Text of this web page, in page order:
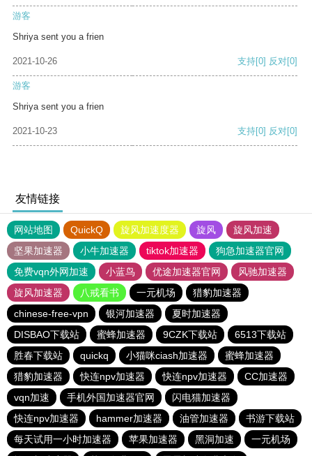
游客
Shriya sent you a frien
2021-10-26 支持[0] 反对[0]
游客
Shriya sent you a frien
2021-10-23 支持[0] 反对[0]
友情链接
网站地图 QuickQ 旋风加速度器 旋风
旋风加速
坚果加速器
小牛加速器 tiktok加速器
狗急加速器官网
免费vqn外网加速
小蓝鸟 优途加速器官网
风驰加速器
旋风加速器
八戒看书 一元机场
猎豹加速器
chinese-free-vpn
银河加速器
夏时加速器
DISBAO下载站
蜜蜂加速器 9CZK下载站
6513下载站
胜春下载站
quickq 小猫咪ciash加速器
蜜蜂加速器
猎豹加速器
快连npv加速器 快连npv加速器
CC加速器
vqn加速
手机外国加速器官网
闪电猫加速器
快连npv加速器
hammer加速器 油管加速器
书游下载站
每天试用一小时加速器
苹果加速器 黑洞加速
一元机场